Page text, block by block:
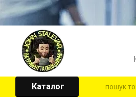
Перейти к основному контенту
Каталог